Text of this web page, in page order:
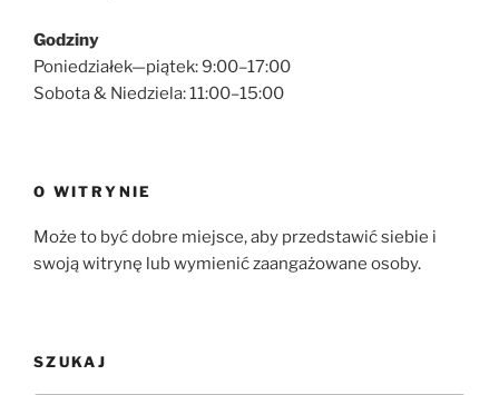
Godziny
Poniedziałek—piątek: 9:00–17:00
Sobota & Niedziela: 11:00–15:00
O WITRYNIE
Może to być dobre miejsce, aby przedstawić siebie i
swoją witrynę lub wymienić zaangażowane osoby.
SZUKAJ